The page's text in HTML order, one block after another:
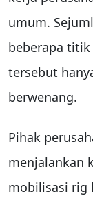
umum.
beberapa titik
tersebut
berwenang.
Pihak
menjalankan
mobilisasi rig